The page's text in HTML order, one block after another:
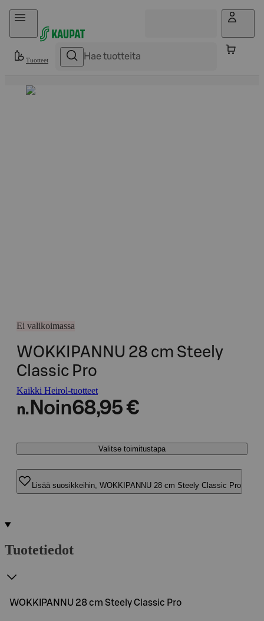
Hyppää sisältöön
Tuotteet
Ei valikoimassa
WOKKIPANNU 28 cm Steely
Classic Pro
Kaikki Heirol-tuotteet
n. Noin68,95 €
Valitse toimitustapa
Lisää suosikkeihin, WOKKIPANNU 28 cm Steely Classic Pro
Tuotetiedot
WOKKIPANNU 28 cm Steely Classic Pro